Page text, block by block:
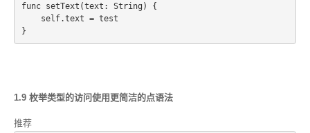
func setText(text: String) {
    self.text = test
1.9 枚举类型的访问使用更简洁的点语法
推荐